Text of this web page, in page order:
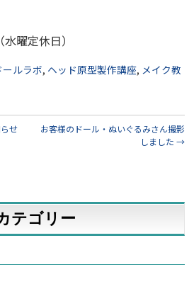
曜定休日）
ールラボ, ヘッド原型製作講座, メイク教
せ
お客様のドール・ぬいぐるみさん撮影
しました →
テゴリー